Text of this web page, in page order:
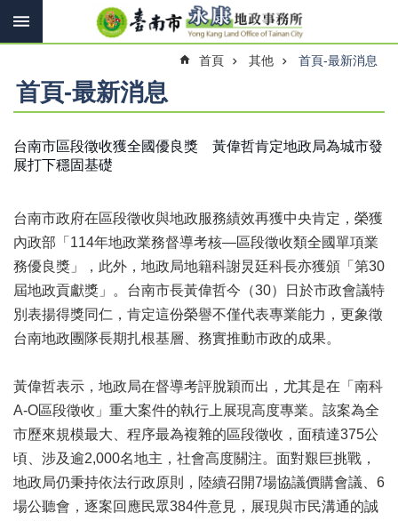
跳到主要內容區塊
搜
搜
尋
訊
報
機
關
簡
介
線
申
辦
查
詢
便
民
首頁 其他 首頁-最新消息
首頁-最新消息
台南市區段徵收獲全國優良獎 黃偉哲肯定地政局為城市發
展打下穩固基礎
台南市政府在區段徵收與地政服務績效再獲中央肯定，榮獲
內政部「114年地政業務督導考核—區段徵收類全國單項業
務優良獎」，此外，地政局地籍科謝炅廷科長亦獲頒「第30
屆地政貢獻獎」。台南市長黃偉哲今（30）日於市政會議特
別表揚得獎同仁，肯定這份榮譽不僅代表專業能力，更象徵
台南地政團隊長期扎根基層、務實推動市政的成果。
黃偉哲表示，地政局在督導考評脫穎而出，尤其是在「南科
A-O區段徵收」重大案件的執行上展現高度專業。該案為全
市歷來規模最大、程序最為複雜的區段徵收，面積達375公
頃、涉及逾2,000名地主，社會高度關注。面對艱巨挑戰，
地政局仍秉持依法行政原則，陸續召開7場協議價購會議、6
場公聽會，逐案回應民眾384件意見，展現與市民溝通的誠